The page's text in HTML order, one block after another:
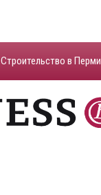
Строительство в Перми